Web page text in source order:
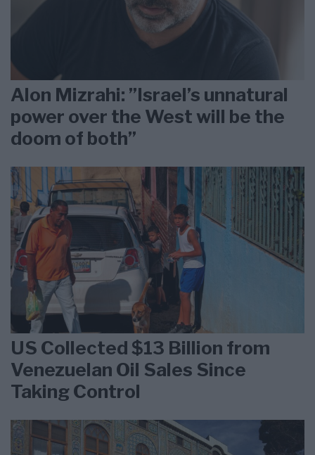
Alon Mizrahi: ”Israel’s unnatural
power over the West will be the
doom of both”
US Collected $13 Billion from
Venezuelan Oil Sales Since
Taking Control